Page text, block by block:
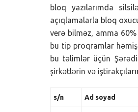
bloq yazılarımda
açıqlamalarla bloq
verə bilməz, amma
bu tip proqramlar
bu təlimlər üçün
şirkətlərin və
s/n Ad soyad